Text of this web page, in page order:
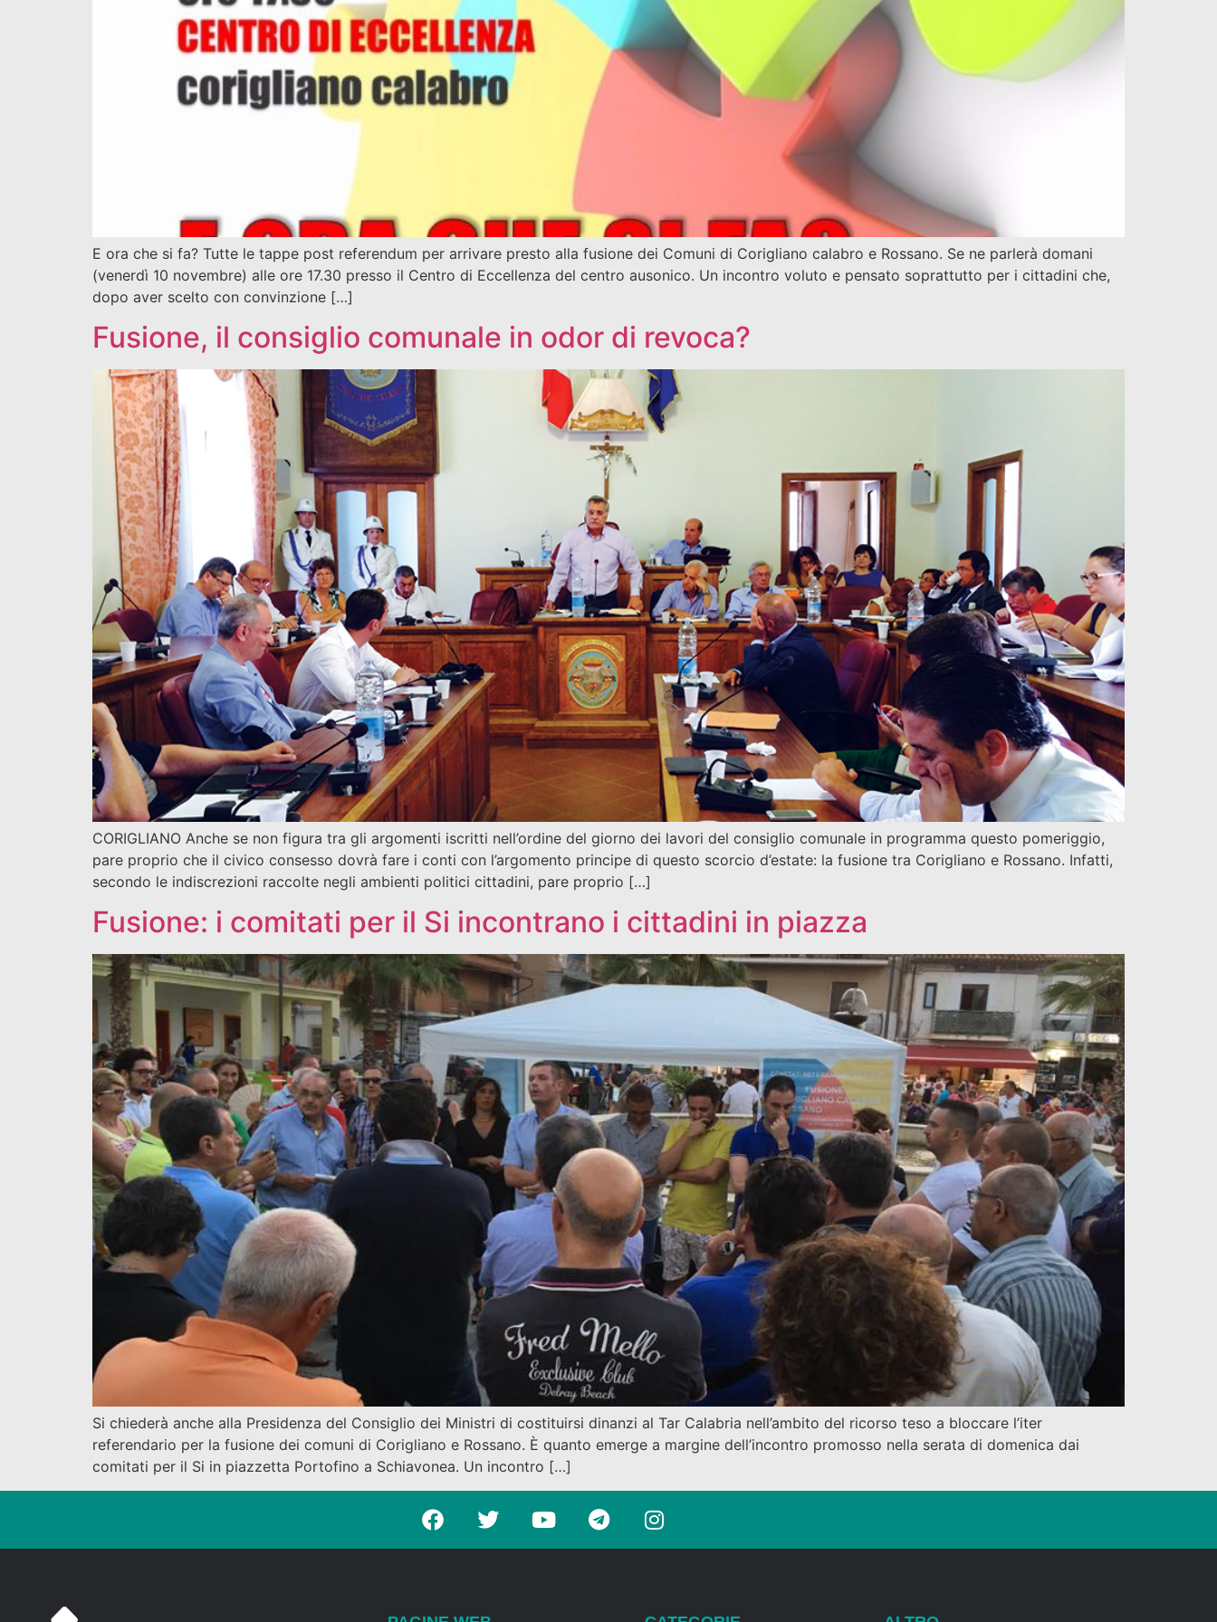
E ora che si fa? Tutte le tappe post referendum per arrivare presto alla fusione dei Comuni di Corigliano calabro e Rossano. Se ne parlerà domani
(venerdì 10 novembre) alle ore 17.30 presso il Centro di Eccellenza del centro ausonico. Un incontro voluto e pensato soprattutto per i cittadini che,
dopo aver scelto con convinzione […]
Fusione, il consiglio comunale in odor di revoca?
CORIGLIANO Anche se non figura tra gli argomenti iscritti nell’ordine del giorno dei lavori del consiglio comunale in programma questo pomeriggio,
pare proprio che il civico consesso dovrà fare i conti con l’argomento principe di questo scorcio d’estate: la fusione tra Corigliano e Rossano. Infatti,
secondo le indiscrezioni raccolte negli ambienti politici cittadini, pare proprio […]
Fusione: i comitati per il Si incontrano i cittadini in piazza
Si chiederà anche alla Presidenza del Consiglio dei Ministri di costituirsi dinanzi al Tar Calabria nell’ambito del ricorso teso a bloccare l’iter
referendario per la fusione dei comuni di Corigliano e Rossano. È quanto emerge a margine dell’incontro promosso nella serata di domenica dai
comitati per il Si in piazzetta Portofino a Schiavonea. Un incontro […]